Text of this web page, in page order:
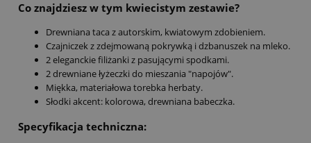
Co znajdziesz w tym kwiecistym zestawie?
Drewniana taca z autorskim, kwiatowym zdobieniem.
Czajniczek z zdejmowaną pokrywką i dzbanuszek na mleko.
2 eleganckie filiżanki z pasującymi spodkami.
2 drewniane łyżeczki do mieszania "napojów".
Miękka, materiałowa torebka herbaty.
Słodki akcent: kolorowa, drewniana babeczka.
Specyfikacja techniczna: